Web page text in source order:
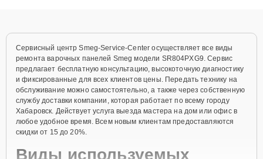
Сервисный центр Smeg-Service-Center осуществляет все виды
ремонта варочных панелей Smeg модели SR804PXG9. Сервис
предлагает бесплатную консультацию, высокоточную диагностику
и фиксированные для всех клиентов цены. Передать технику на
обслуживание можно самостоятельно, а также через собственную
службу доставки компании, которая работает по всему городу
Хабаровск. Действует услуга выезда мастера на дом или офис в
любое удобное время. Всем новым клиентам предоставляются
скидки от 15 до 20%.
Виды используемых